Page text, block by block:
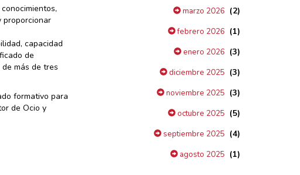
proporcionar
capacidad
de
más de tres
formativo para
de Ocio y
marzo 2026 (2)
febrero 2026 (1)
enero 2026 (3)
diciembre 2025 (3)
noviembre 2025 (3)
octubre 2025 (5)
septiembre 2025 (4)
agosto 2025 (1)